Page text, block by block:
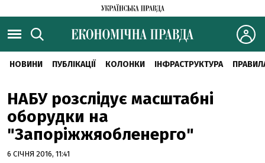
НОВИНИ ПУБЛІКАЦІЇ КОЛОНКИ ІНФРАСТРУКТУРА
НАБУ розслідує масштабні
оборудки на
"Запоріжжяобленерго"
6 СІЧНЯ 2016, 11:41